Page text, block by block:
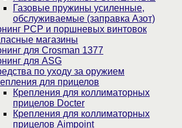
Газовые пружины усиленные,
обслуживаемые (заправка Азот)
PCP и поршневых винтовок
магазины
для Crosman 1377
для ASG
по уходу за оружием
для прицелов
Крепления для коллиматорных
прицелов Docter
Крепления для коллиматорных
прицелов Aimpoint